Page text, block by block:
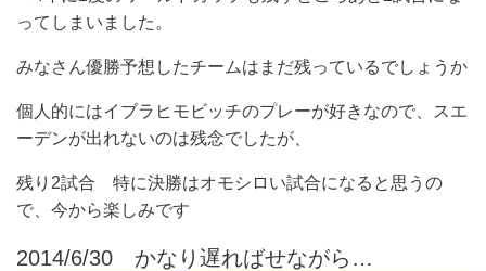
ってしまいました。
みなさん優勝予想したチームはまだ残っているでしょうか
個人的にはイブラヒモビッチのプレーが好きなので、スエ
ーデンが出れないのは残念でしたが、
残り2試合 特に決勝はオモシロい試合になると思うの
で、今から楽しみです
2014/6/30 かなり遅ればせながら…